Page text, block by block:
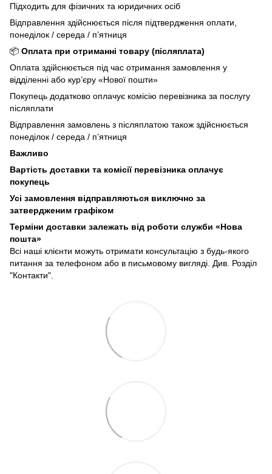
Підходить для фізичних та юридичних осіб
Відправлення здійснюється після підтвердження оплати,
понеділок / середа / п’ятниця
📦 Оплата при отриманні товару (післяплата)
Оплата здійснюється під час отримання замовлення у
відділенні або кур’єру «Нової пошти»
Покупець додатково оплачує комісію перевізника за послугу
післяплати
Відправлення замовлень з післяплатою також здійснюється
понеділок / середа / п’ятниця
Важливо
Вартість доставки та комісії перевізника оплачує
покупець
Усі замовлення відправляються виключно за
затвердженим графіком
Терміни доставки залежать від роботи служби «Нова
пошта»
Всі наші клієнти можуть отримати консультацію з будь-якого
питання за телефоном або в письмовому вигляді. Див. Розділ
"Контакти".